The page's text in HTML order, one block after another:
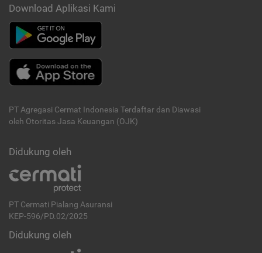
Download Aplikasi Kami
PT Agregasi Cermat Indonesia Terdaftar dan Diawasi
oleh Otoritas Jasa Keuangan (OJK)
Didukung oleh
PT Cermati Pialang Asuransi
KEP-596/PD.02/2025
Didukung oleh